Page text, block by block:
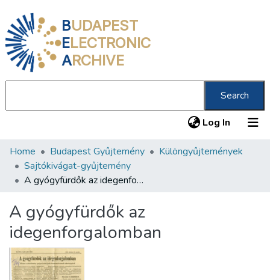
BUDAPEST
ELECTRONIC
ARCHIVE
Search
Log In (current)
Communities & Collections
All of DSpace
About us
Home Budapest Gyűjtemény
Különgyűjtemények
Sajtókivágat-gyűjtemény
A gyógyfürdők az idegenforgalomban
A gyógyfürdők az
idegenforgalomban